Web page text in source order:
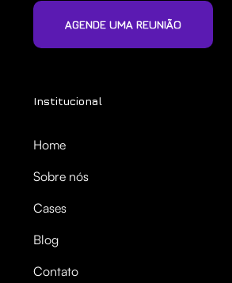
AGENDE UMA REUNIÃO
Institucional
Home
Sobre nós
Cases
Blog
Contato